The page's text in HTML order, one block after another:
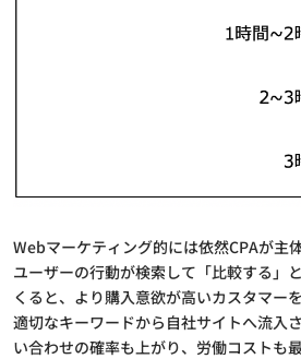
Webマーケティング的には依然CPAが主
ユーザーの行動が検索して「比較する」
くると、より購入意欲が高いカスタマー
適切なキーワードから自社サイトへ流入
い合わせの確率も上がり、労働コストも